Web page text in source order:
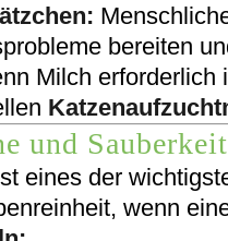
bereiten
Milch
und
eines der
wenn